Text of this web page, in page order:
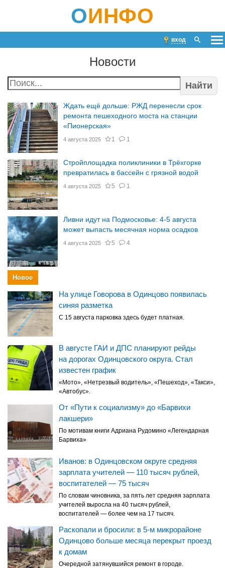
ОИНФО
вход
Новости
Найти
Ждать ещё дольше: РЖД перенесли срок
ремонта пешеходного моста на станции
«Пионерская»
4 августа 2025 1 1
Стройплощадка поликлиники в Трёхгорке
превратилась в бассейн с грязной водой
4 августа 2025 5 1
Ливни идут на Подмосковье: 4-5 августа
может выпасть месячная норма осадков
4 августа 2025 5 4
Новое
На улице Говорова в Одинцово появилась
синяя разметка
С 15 августа парковка здесь будет платная.
В августе ГАИ и ДПС планируют рейды
на дорогах Одинцовского округа. Стал
известен график
«Мото», «Нетрезвый водитель», «Пешеход», «Такси»,
«Автобус».
От «Пути к социализму» до «Барвихи
лакшери»
По мотивам книги Адриана Рудомино «Легендарная
Барвиха»
Иванов: в Одинцовском округе средняя
зарплата учителей — 110 тысяч рублей,
воспитателей — 75 тысяч
По словам чиновника, за пять лет средняя зарплата
учителей выросла на 40 тысяч рублей,
воспитателей — более чем на 17 тысяч.
Раскопали и бросили: в 5-м микрорайоне
Одинцово больше месяца перекрыт проезд
к домам
Очередной затянувшийся ремонт в городе.